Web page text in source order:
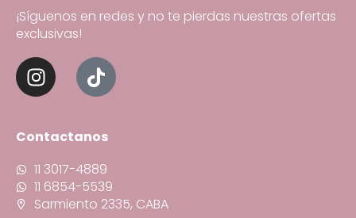
¡Síguenos en redes y no te pierdas nuestras ofertas
exclusivas!
Contactanos
11 3017-4889
11 6854-5539
Sarmiento 2335, CABA